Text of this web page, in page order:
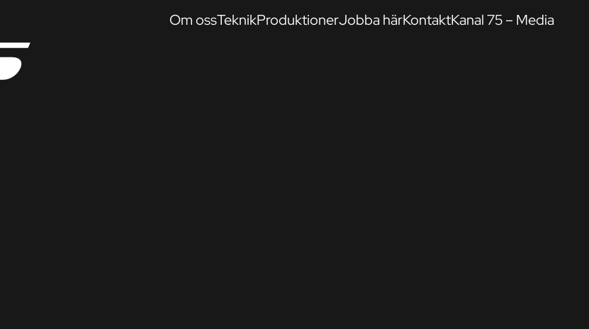
Om ossTeknikProduktionerJobba härKontaktKanal 75 – Media